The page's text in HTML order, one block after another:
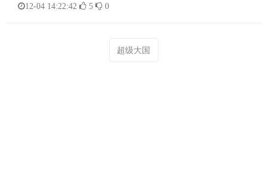
12-04 14:22:42 5 0
超级大国